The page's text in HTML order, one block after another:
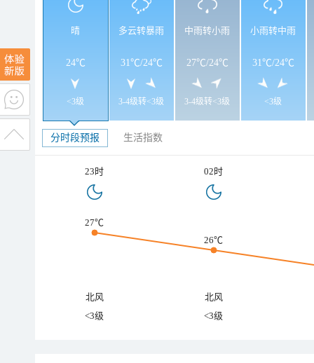
晴
24℃
<3级
多云转暴雨
31℃/24℃
3-4级转<3级
中雨转小雨
27℃/24℃
3-4级转<3级
小雨转中雨
31℃/24℃
<3级
分时段预报 生活指数
23时 02时
27℃
26℃
北风
北风
<3级
<3级